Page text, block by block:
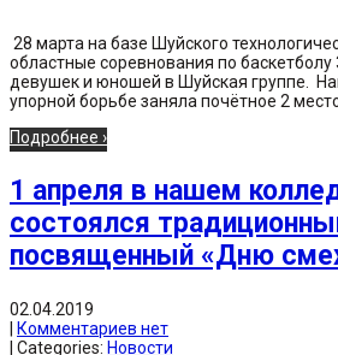
28 марта на базе Шуйского
областные соревнования по
девушек и юношей в Шуйская группе.
упорной борьбе заняла почётное 2
Подробнее ›
1 апреля в нашем
состоялся
посвященный «Дню
02.04.2019
Комментариев нет
| Categories: Новости